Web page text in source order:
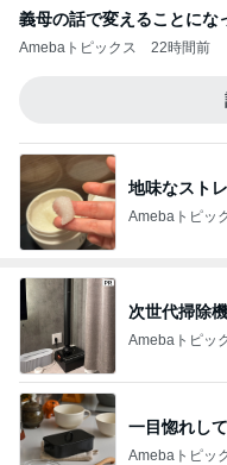
義母の話で変えることにな
Amebaトピックス 22時間前
地味なスト
Amebaトピッ
次世代掃除
Amebaトピッ
一目惚れし
Amebaトピッ